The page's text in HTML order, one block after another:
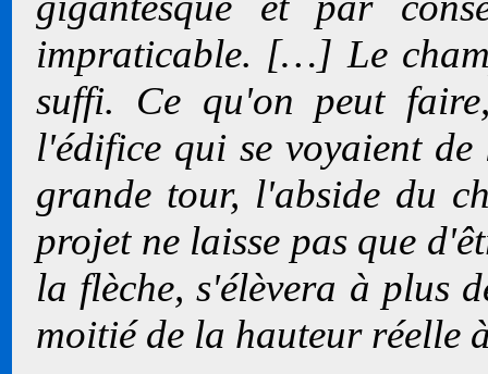
impraticable. […] Le
suffi. Ce qu'on peut
l'édifice qui se voyaient
grande tour, l'abside du
projet ne laisse pas que
la flèche, s'élèvera à plus
moitié de la hauteur réelle